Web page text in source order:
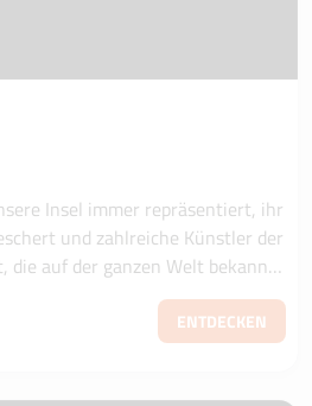
Insel immer repräsentiert, ihr
und zahlreiche Künstler der
die auf der ganzen Welt bekannt
ENTDECKEN